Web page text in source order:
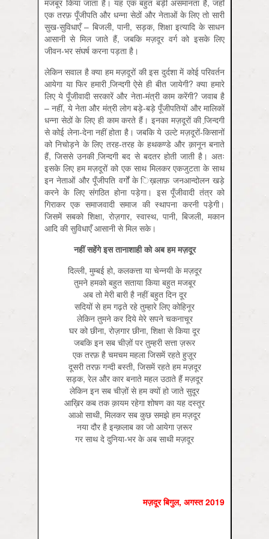
मजबूर किया जाता है। यह एक बहुत बड़ी असमानता है, जहाँ
एक तरफ़ पूँजीपति और धन्ना सेठों और नेताओं के लिए तो सारी
सुख-सुविधाएँ – बिजली, पानी, सड़क, शिक्षा इत्यादि के साधन
आसानी से मिल जाते हैं, जबकि मज़दूर वर्ग को इसके लिए
जीवन-भर संघर्ष करना पड़ता है।
लेकिन सवाल है क्या हम मज़दूरों की इस दुर्दशा में कोई परिवर्तन
आयेगा या फिर हमारी जि़न्दगी ऐसे ही बीत जायेगी? क्या हमारे
लिए ये पूँजीवादी सरकारें और नेता-मंत्री काम करेंगी? जवाब है
– नहीं, ये नेता और मंत्री लोग बड़े-बड़े पूँजीपतियों और मालिकों
धन्ना सेठों के लिए ही काम करते हैं। इनका मज़दूरों की जि़न्दगी
से कोई लेना-देना नहीं होता है। जबकि ये उल्टे मज़दूरों-किसानों
को निचोड़ने के लिए तरह-तरह के हथकण्डे और क़ानून बनाते
हैं, जिससे उनकी जि़न्दगी बद से बदतर होती जाती है। अतः
इसके लिए हम मज़दूरों को एक साथ मिलकर एकजुटता के साथ
इन नेताओं और पूँजीपति वर्गों के ि‍ख़‍लाफ़ जनआन्दोलन खड़े
करने के लिए संगठित होना पड़ेगा। इस पूँजीवादी तंत्र को
गिराकर एक समाजवादी समाज की स्थापना करनी पड़ेगी।
जिसमें सबको शिक्षा, रोज़गार, स्वास्थ, पानी, बिजली, मकान
आदि की सुविधाएँ आसानी से मिल सके।
नहीं सहेंगे इस तानाशाही को अब हम मज़दूर
दिल्ली, मुम्बई हो, कलकत्ता या चेन्नयी के मज़दूर
तुमने हमको बहुत सताया किया बहुत मजबूर
अब तो मेरी बारी है नहीं बहुत दिन दूर
सदियों से हम गढ़ते रहे तुम्हारे लिए कोहिनूर
लेकिन तुमने कर दिये मेरे सपने चकनाचूर
घर को छीना, रोज़गार छीना, शिक्षा से किया दूर
जबकि इन सब चीज़ों पर तुम्हरी सत्ता ज़रूर
एक तरफ़ है चमचम महला जिसमें रहते हुज़ूर
दूसरी तरफ़ गन्दी बस्ती, जिसमें रहते हम मज़दूर
सड़क, रेल और कार बनाते महल उठाते हैं मज़दूर
लेकिन इन सब चीज़ों से हम क्यों हो जाते सुदूर
आख़ि‍र कब तक क़ायम रहेगा शोषण का यह दस्तूर
आओ साथी, मिलकर सब कुछ समझे हम मज़दूर
नया दौर है इन्क़लाब का जो आयेगा ज़रूर
गर साथ दे दुनिया-भर के अब साथी मज़दूर
मज़दूर बिगुल, अगस्‍त 2019